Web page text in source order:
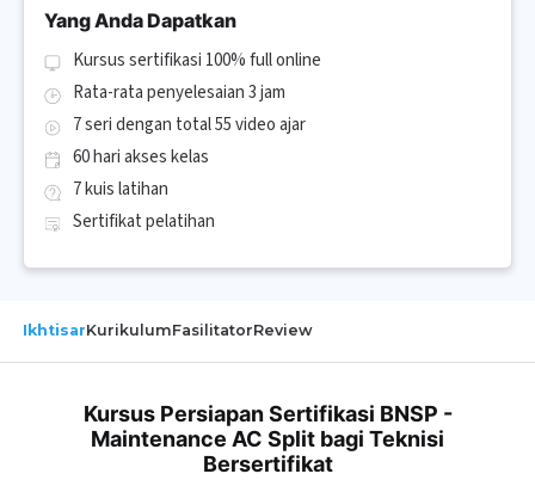
Yang Anda Dapatkan
Kursus sertifikasi 100% full online
Rata-rata penyelesaian 3 jam
7 seri dengan total 55 video ajar
60 hari akses kelas
7 kuis latihan
Sertifikat pelatihan
IkhtisarKurikulumFasilitatorReview
Kursus Persiapan Sertifikasi BNSP -
Maintenance AC Split bagi Teknisi
Bersertifikat